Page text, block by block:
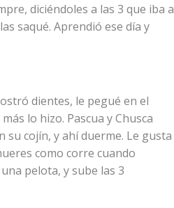
diciéndoles a las 3 que iba a
saqué. Aprendió ese día y
dientes, le pegué en el
lo hizo. Pascua y Chusca
su cojín, y ahí duerme. Le gusta
como corre cuando
pelota, y sube las 3